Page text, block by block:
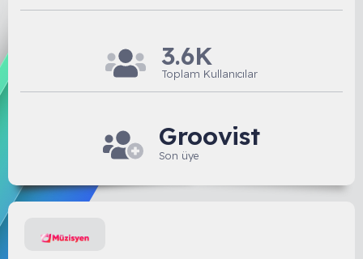
3.6K
Toplam Kullanıcılar
Groovist
Son üye